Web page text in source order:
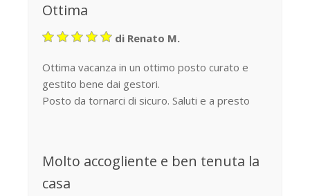
Ottima
di Renato M.
Ottima vacanza in un ottimo posto curato e
gestito bene dai gestori.
Posto da tornarci di sicuro. Saluti e a presto
Molto accogliente e ben tenuta la
casa